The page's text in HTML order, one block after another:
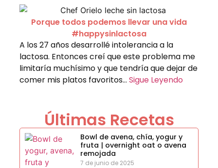
Porque todos podemos llevar una vida
#happysinlactosa
A los 27 años desarrollé intolerancia a la
lactosa. Entonces creí que este problema me
limitaría muchísimo y que tendría que dejar de
comer mis platos favoritos… Sigue Leyendo
Últimas Recetas
Bowl de avena, chía, yogur y
fruta | overnight oat o avena
remojada
7 de junio de 2025